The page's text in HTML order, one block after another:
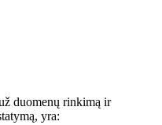
duomenų rinkimą ir
yra: